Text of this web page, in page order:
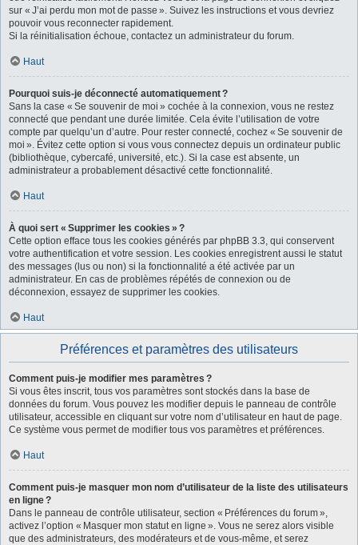
sur « J’ai perdu mon mot de passe ». Suivez les instructions et vous devriez
pouvoir vous reconnecter rapidement.
Si la réinitialisation échoue, contactez un administrateur du forum.
Haut
Pourquoi suis-je déconnecté automatiquement ?
Sans la case « Se souvenir de moi » cochée à la connexion, vous ne restez
connecté que pendant une durée limitée. Cela évite l’utilisation de votre
compte par quelqu’un d’autre. Pour rester connecté, cochez « Se souvenir de
moi ». Évitez cette option si vous vous connectez depuis un ordinateur public
(bibliothèque, cybercafé, université, etc.). Si la case est absente, un
administrateur a probablement désactivé cette fonctionnalité.
Haut
À quoi sert « Supprimer les cookies » ?
Cette option efface tous les cookies générés par phpBB 3.3, qui conservent
votre authentification et votre session. Les cookies enregistrent aussi le statut
des messages (lus ou non) si la fonctionnalité a été activée par un
administrateur. En cas de problèmes répétés de connexion ou de
déconnexion, essayez de supprimer les cookies.
Haut
Préférences et paramètres des utilisateurs
Comment puis-je modifier mes paramètres ?
Si vous êtes inscrit, tous vos paramètres sont stockés dans la base de
données du forum. Vous pouvez les modifier depuis le panneau de contrôle
utilisateur, accessible en cliquant sur votre nom d’utilisateur en haut de page.
Ce système vous permet de modifier tous vos paramètres et préférences.
Haut
Comment puis-je masquer mon nom d’utilisateur de la liste des utilisateurs
en ligne ?
Dans le panneau de contrôle utilisateur, section « Préférences du forum »,
activez l’option « Masquer mon statut en ligne ». Vous ne serez alors visible
que des administrateurs, des modérateurs et de vous-même, et serez